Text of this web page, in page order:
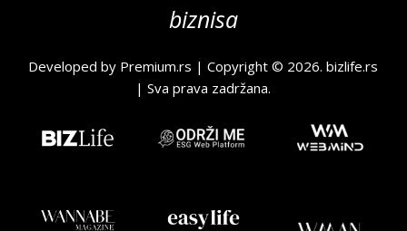
biznisa
Developed by Premium.rs | Copyright © 2026.bizlife.rs
| Sva prava zadržana.